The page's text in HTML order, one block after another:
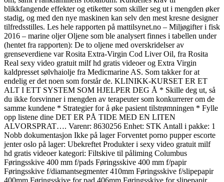
blikkfangende effekter og etiketter som skiller seg ut i mengden øker
stadig, og med den nye maskinen kan selv den mest kresne designer
tilfredsstilles. Les hele rapporten på mattilsynet.no – Miljøgifter i fisk
2016 – marine oljer Oljene som ble analysert finnes i tabellen under
(hentet fra rapporten): De to oljene med overskridelser av
grenseverdiene var Rosita Extra-Virgin Cod Liver Oil, fra Rosita
Real sexy video gratuit milf hd gratis videoer og Extra Virgin
kaldpresset sølvhaiolje fra Medicmarine AS. Som takker for at
endelig er det noen som forstår de. KLINIKK-KURSET ER ET
ALT I ETT SYSTEM SOM HJELPER DEG Å * Skille deg ut, så
du ikke forsvinner i mengden av terapeuter som konkurrerer om de
samme kundene * Strategier for å øke pasient tilstrømningen * Fylle
opp listene dine DET ER PÅ TIDE MED EN LITEN
ALVORSPRAT…. Varenr: 8630256 Enhet: STK Antall i pakke: 1
Nobb dokumentasjon Ikke på lager Forventet porno pupper escorte
jenter oslo på lager: Ubekreftet Produkter i sexy video gratuit milf
hd gratis videoer kategori: Filtskive til påliming Columbus
Føringsskive 400 mm f/pads Føringsskive 400 mm f/papir
Føringsskive f/diamantsegmenter 410mm Føringsskive f/slipepapir